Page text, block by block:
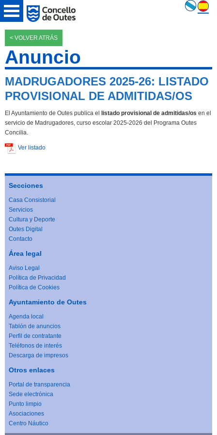
< VOLVER ATRÁS
Anuncio
MADRUGADORES 2025-26: LISTADO
PROVISIONAL DE ADMITIDAS/OS
El Ayuntamiento de Outes publica el listado provisional de admitidas/os en el
servicio de Madrugadores, curso escolar 2025-2026 del Programa Outes
Concilia.
Ver listado
Secciones
Casa Consistorial
Servicios
Cultura y Deporte
Outes Digital
Contacto
Área legal
Aviso Legal
Política de Privacidad
Política de Cookies
Ayuntamiento de Outes
Agenda local
Tablón de anuncios
Perfil de contratante
Teléfonos de interés
Descarga de impresos
Otros enlaces
Portal de transparencia
Sede electrónica
Punto limpio
Asociaciones
Centro Náutico